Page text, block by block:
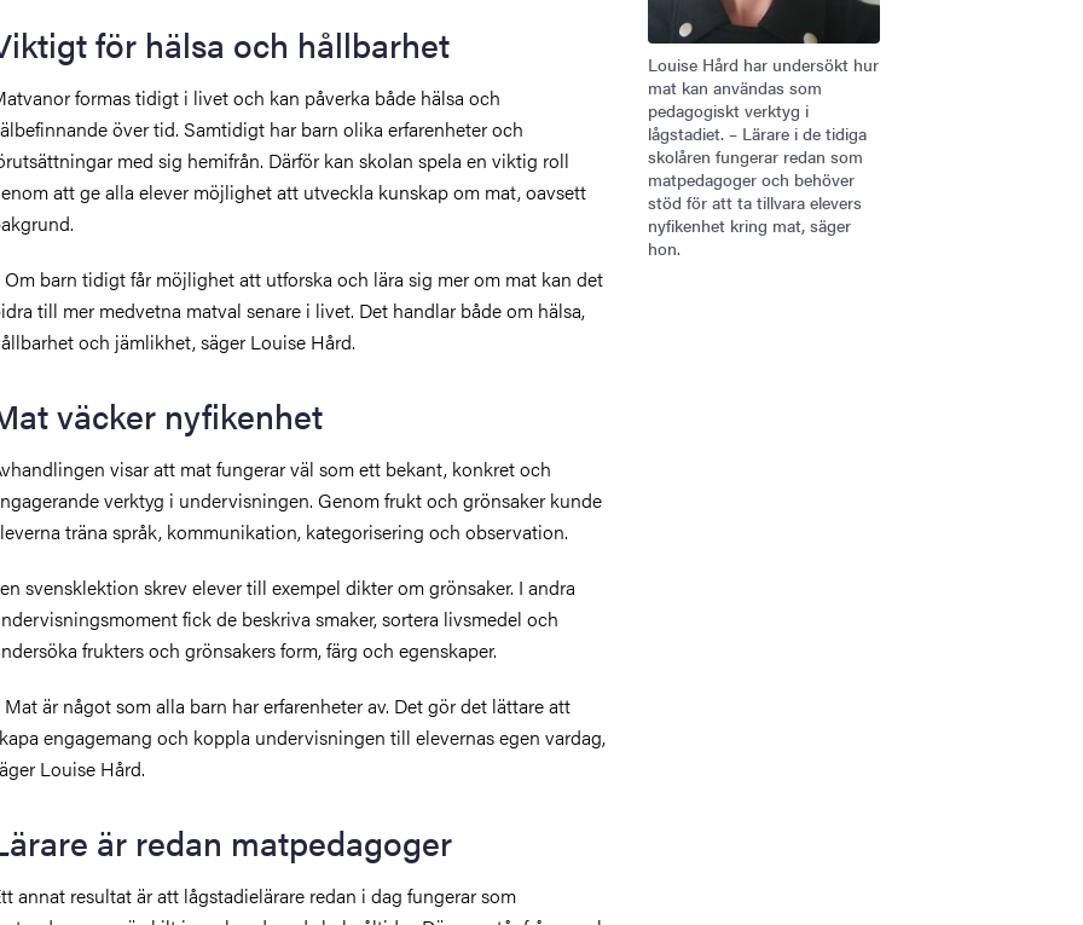
Louise Hård har undersökt hur
mat kan användas som
pedagogiskt verktyg i
lågstadiet. – Lärare i de tidiga
skolåren fungerar redan som
matpedagoger och behöver
stöd för att ta tillvara elevers
nyfikenhet kring mat, säger
hon.
för hälsa och hållbarhet
formas tidigt i livet och kan påverka både hälsa och
över tid. Samtidigt har barn olika erfarenheter och
med sig hemifrån. Därför kan skolan spela en viktig roll
att ge alla elever möjlighet att utveckla kunskap om mat, oavsett
Om barn tidigt får möjlighet att utforska och lära sig mer om mat kan det
till mer medvetna matval senare i livet. Det handlar både om hälsa,
och jämlikhet, säger Louise Hård.
väcker nyfikenhet
visar att mat fungerar väl som ett bekant, konkret och
verktyg i undervisningen. Genom frukt och grönsaker kunde
träna språk, kommunikation, kategorisering och observation.
svensklektion skrev elever till exempel dikter om grönsaker. I andra
fick de beskriva smaker, sortera livsmedel och
frukters och grönsakers form, färg och egenskaper.
Mat är något som alla barn har erfarenheter av. Det gör det lättare att
engagemang och koppla undervisningen till elevernas egen vardag,
Louise Hård.
är redan matpedagoger
annat resultat är att lågstadielärare redan i dag fungerar som